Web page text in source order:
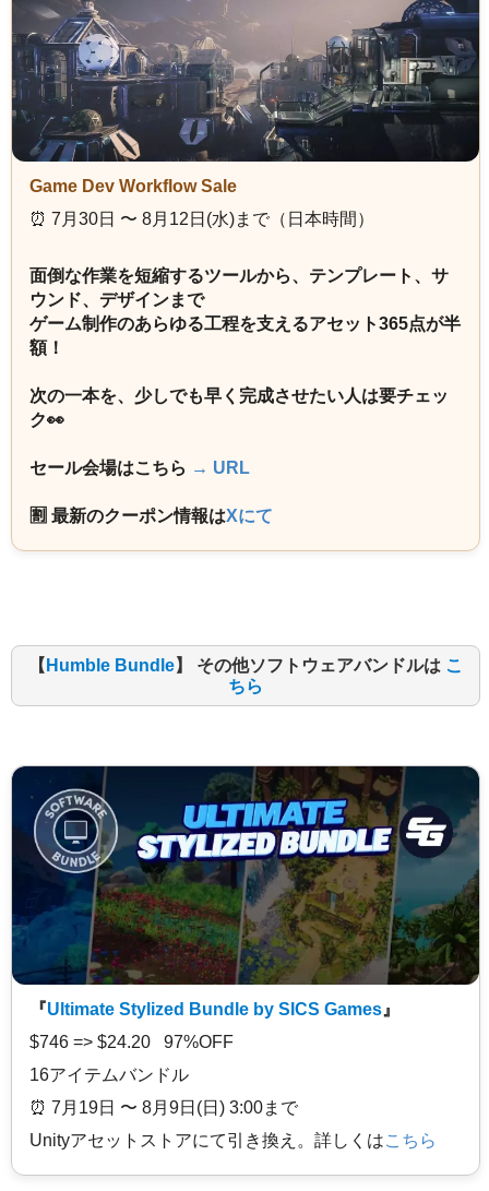
Game Dev Workflow Sale
⏰️ 7月30日 〜 8月12日(水)まで（日本時間）
面倒な作業を短縮するツールから、テンプレート、サ
ウンド、デザインまで
ゲーム制作のあらゆる工程を支えるアセット365点が半
額！
次の一本を、少しでも早く完成させたい人は要チェッ
ク👀
セール会場はこちら → URL
🈹 最新のクーポン情報はXにて
【 Humble Bundle】 その他ソフトウェアバンドルは こ
ちら
『Ultimate Stylized Bundle by SICS Games 』
$746 => $24.20 97%OFF
16アイテムバンドル
⏰️ 7月19日 〜 8月9日(日) 3:00まで
Unityアセットストアにて引き換え。詳しくはこちら